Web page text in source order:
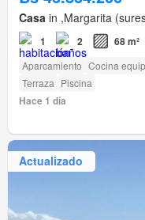
Casa in ,Margarita
1 2 68 m²
Aparcamiento Cocina
Terraza Piscina
Hace 1 día
Actualizado